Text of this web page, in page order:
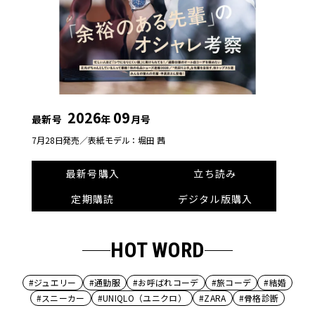
最新号 2026年 09月号
7月28日発売／表紙モデル：堀田 茜
最新号購入
立ち読み
定期購読
デジタル版購入
HOT WORD
#ジュエリー #通勤服 #お呼ばれコーデ #旅コーデ
#結婚
#スニーカー
#UNIQLO（ユニクロ） #ZARA #骨格診断